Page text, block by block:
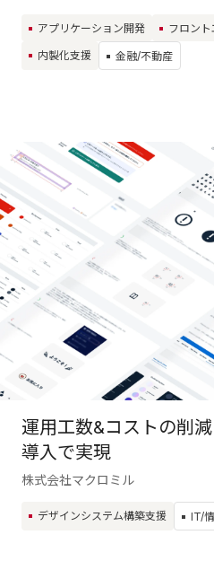
アプリケーション開発 フロン
内製化支援
金融/不動産
運用工数&コストの削
導入で実現
株式会社マクロミル
デザインシステム構築支援 IT/